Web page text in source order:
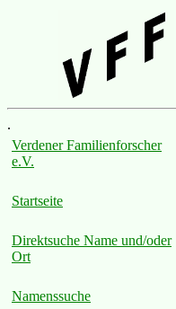
.
Verdener Familienforscher
e.V.
Startseite
Direktsuche Name und/oder
Ort
Namenssuche